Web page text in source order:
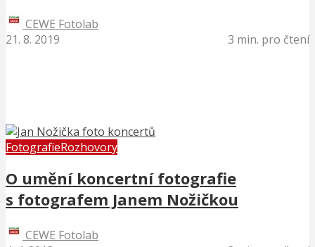
CEWE Fotolab
21. 8. 2019
3 min. pro čtení
FotografieRozhovory
O umění koncertní fotografie
s fotografem Janem Nožičkou
CEWE Fotolab